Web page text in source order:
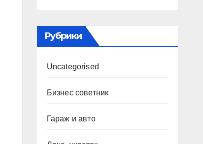
Рубрики
Uncategorised
Бизнес советник
Гараж и авто